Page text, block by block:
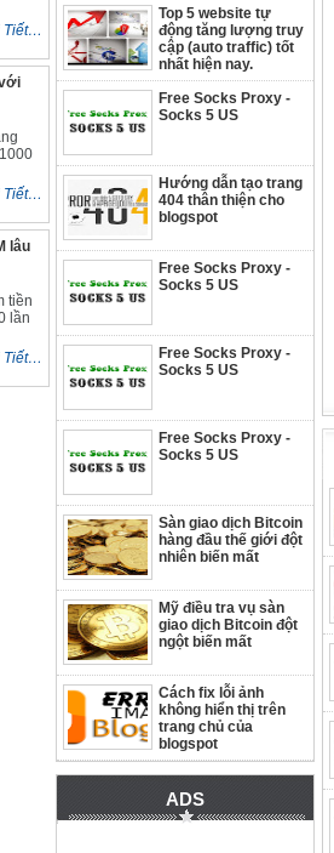
Tiết…
Tiết…
lâu
tiền
lần
Tiết…
Top 5 website tự
động tăng lượng truy
cập (auto traffic) tốt
nhất hiện nay.
Free Socks Proxy -
Socks 5 US
Hướng dẫn tạo trang
404 thân thiện cho
blogspot
Free Socks Proxy -
Socks 5 US
Free Socks Proxy -
Socks 5 US
Free Socks Proxy -
Socks 5 US
Sàn giao dịch Bitcoin
hàng đầu thế giới đột
nhiên biến mất
Mỹ điều tra vụ sàn
giao dịch Bitcoin đột
ngột biến mất
Cách fix lỗi ảnh
không hiển thị trên
trang chủ của
blogspot
ADS